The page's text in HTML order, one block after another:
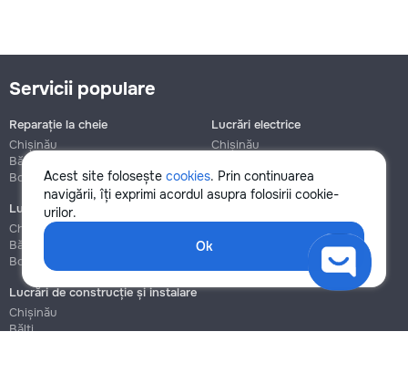
Acest site folosește cookies. Prin continuarea
navigării, îți exprimi acordul asupra folosirii cookie-
urilor.
Ok
Servicii populare
Reparație la cheie
Chișinău
Bălți
Botanica
Lucrări electrice
Chișinău
Botanica
Lucrări de instalații sanitare
Chișinău
Bălți
Botanica
Bălți
Lucrări de construcție și instalare
Chișinău
Bălți